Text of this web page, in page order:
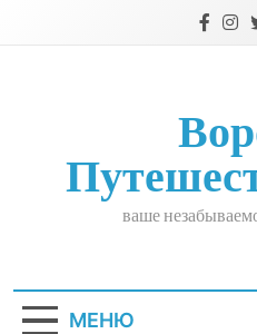
ваше
МЕНЮ